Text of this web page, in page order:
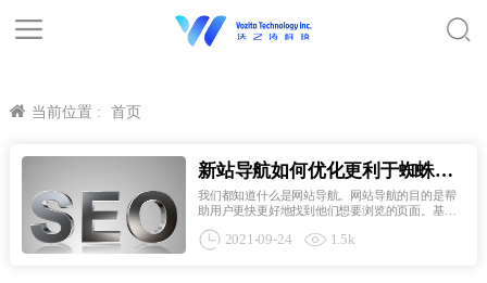
当前位置 : 首页
新站导航如何优化更利于蜘蛛爬
行带来自然搜索？
我们都知道什么是网站导航。网站导航的目的是帮
助用户更快更好地找到他们想要浏览的页面。基本
站管理者来说，导航无非是让用户更好地浏览，提
2021-09-24 1.5k